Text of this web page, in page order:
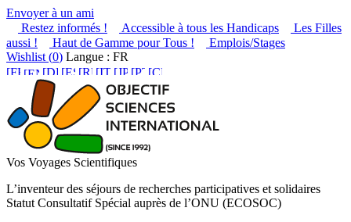
Envoyer à un ami
Restez informés !
Accessible à tous les Handicaps
Les Filles
aussi !
Haut de Gamme pour Tous !
Emplois/Stages
Wishlist (0) Langue : FR
Vos Voyages Scientifiques
L’inventeur des séjours de recherches participatives et solidaires
Statut Consultatif Spécial auprès de l’ONU (ECOSOC)